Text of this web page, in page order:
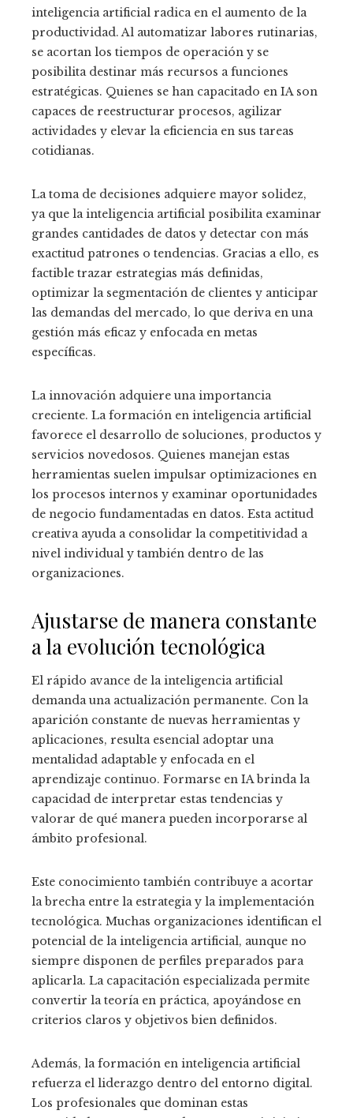
inteligencia artificial radica en el aumento de la
productividad. Al automatizar labores rutinarias,
se acortan los tiempos de operación y se
posibilita destinar más recursos a funciones
estratégicas. Quienes se han capacitado en IA son
capaces de reestructurar procesos, agilizar
actividades y elevar la eficiencia en sus tareas
cotidianas.
La toma de decisiones adquiere mayor solidez,
ya que la inteligencia artificial posibilita examinar
grandes cantidades de datos y detectar con más
exactitud patrones o tendencias. Gracias a ello, es
factible trazar estrategias más definidas,
optimizar la segmentación de clientes y anticipar
las demandas del mercado, lo que deriva en una
gestión más eficaz y enfocada en metas
específicas.
La innovación adquiere una importancia
creciente. La formación en inteligencia artificial
favorece el desarrollo de soluciones, productos y
servicios novedosos. Quienes manejan estas
herramientas suelen impulsar optimizaciones en
los procesos internos y examinar oportunidades
de negocio fundamentadas en datos. Esta actitud
creativa ayuda a consolidar la competitividad a
nivel individual y también dentro de las
organizaciones.
Ajustarse de manera constante
a la evolución tecnológica
El rápido avance de la inteligencia artificial
demanda una actualización permanente. Con la
aparición constante de nuevas herramientas y
aplicaciones, resulta esencial adoptar una
mentalidad adaptable y enfocada en el
aprendizaje continuo. Formarse en IA brinda la
capacidad de interpretar estas tendencias y
valorar de qué manera pueden incorporarse al
ámbito profesional.
Este conocimiento también contribuye a acortar
la brecha entre la estrategia y la implementación
tecnológica. Muchas organizaciones identifican el
potencial de la inteligencia artificial, aunque no
siempre disponen de perfiles preparados para
aplicarla. La capacitación especializada permite
convertir la teoría en práctica, apoyándose en
criterios claros y objetivos bien definidos.
Además, la formación en inteligencia artificial
refuerza el liderazgo dentro del entorno digital.
Los profesionales que dominan estas